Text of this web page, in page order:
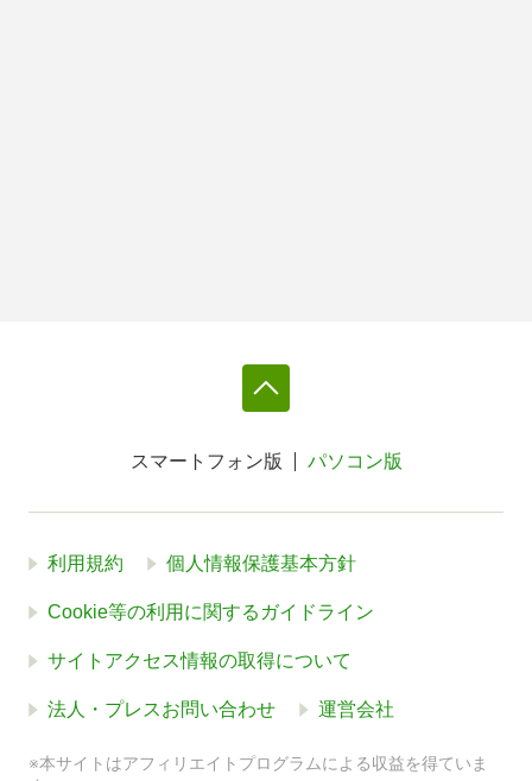
スマートフォン版 パソコン版
利用規約 個人情報保護基本方針
Cookie等の利用に関するガイドライン
サイトアクセス情報の取得について
法人・プレスお問い合わせ 運営会社
※本サイトはアフィリエイトプログラムによる収益を得ていま